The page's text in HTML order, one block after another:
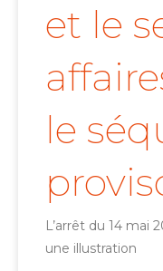
et le
le
L’arrêt du 14 mai
une illustration